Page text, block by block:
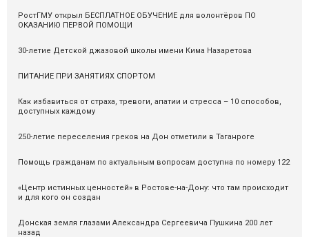
РостГМУ открыл БЕСПЛАТНОЕ ОБУЧЕНИЕ для волонтёров ПО
ОКАЗАНИЮ ПЕРВОЙ ПОМОЩИ
30-летие Детской джазовой школы имени Кима Назаретова
ПИТАНИЕ ПРИ ЗАНЯТИЯХ СПОРТОМ
Как избавиться от страха, тревоги, апатии и стресса – 10 способов,
доступных каждому
250-летие переселения греков на Дон отметили в Таганроге
Помощь гражданам по актуальным вопросам доступна по номеру 122
«Центр истинных ценностей» в Ростове-на-Дону: что там происходит
и для кого он создан
Донская земля глазами Александра Сергеевича Пушкина 200 лет
назад